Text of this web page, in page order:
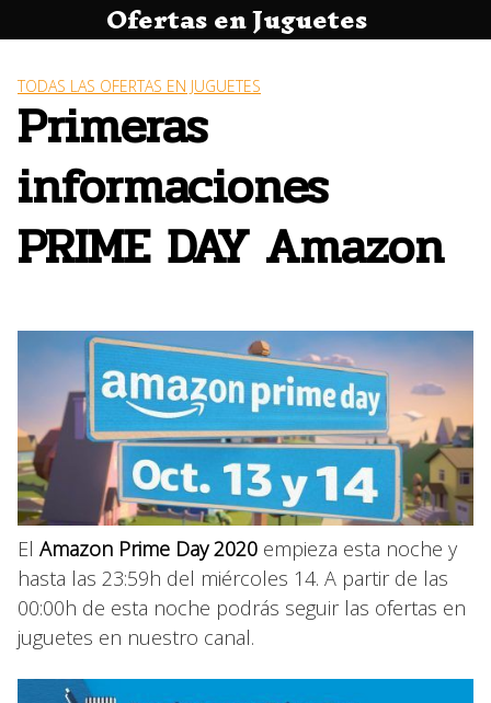
al
Ofertas en Juguetes
TODAS LAS OFERTAS EN JUGUETES
Primeras
informaciones
PRIME DAY Amazon
El Amazon Prime Day 2020 empieza esta noche y
hasta las 23:59h del miércoles 14. A partir de las
00:00h de esta noche podrás seguir las ofertas en
juguetes en nuestro canal.